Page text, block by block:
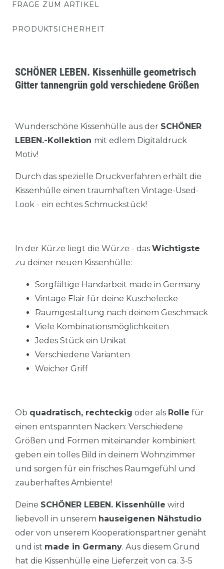
FRAGE ZUM ARTIKEL
PRODUKTSICHERHEIT
SCHÖNER LEBEN. Kissenhülle geometrisch
Gitter tannengrün gold verschiedene Größen
Wunderschöne Kissenhülle aus der SCHÖNER
LEBEN.-Kollektion mit edlem Digitaldruck
Motiv!
Durch das spezielle Druckverfahren erhält die
Kissenhülle einen traumhaften Vintage-Used-
Look - ein echtes Schmuckstück!
In der Kürze liegt die Würze - das Wichtigste
zu deiner neuen Kissenhülle:
Sorgfältige Handarbeit made in Germany
Vintage Flair für deine Kuschelecke
Raumgestaltung nach deinem Geschmack
Viele Kombinationsmöglichkeiten
Jedes Stück ein Unikat
Verschiedene Varianten
Weicher Griff
Ob quadratisch, rechteckig oder als Rolle für
einen entspannten Nacken: Verschiedene
Größen und Formen miteinander kombiniert
geben ein tolles Bild in deinem Wohnzimmer
und sorgen für ein frisches Raumgefühl und
zauberhaftes Ambiente!
Deine SCHÖNER LEBEN. Kissenhülle wird
liebevoll in unserem hauseigenen Nähstudio
oder von unserem Kooperationspartner genäht
und ist made in Germany. Aus diesem Grund
hat die Kissenhülle eine Lieferzeit von ca. 3-5